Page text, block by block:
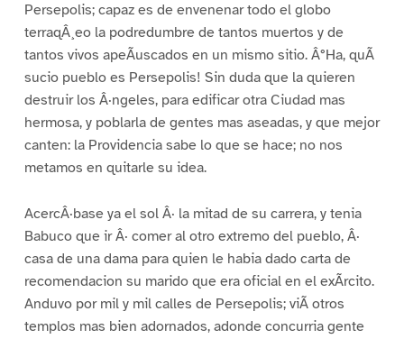
Persepolis; capaz es de envenenar todo el globo
terraqÂ¸eo la podredumbre de tantos muertos y de
tantos vivos apeÃuscados en un mismo sitio. Â°Ha, quÃ
sucio pueblo es Persepolis! Sin duda que la quieren
destruir los Â·ngeles, para edificar otra Ciudad mas
hermosa, y poblarla de gentes mas aseadas, y que mejor
canten: la Providencia sabe lo que se hace; no nos
metamos en quitarle su idea.
AcercÂ·base ya el sol Â· la mitad de su carrera, y tenia
Babuco que ir Â· comer al otro extremo del pueblo, Â·
casa de una dama para quien le habia dado carta de
recomendacion su marido que era oficial en el exÃrcito.
Anduvo por mil y mil calles de Persepolis; viÃ otros
templos mas bien adornados, adonde concurria gente